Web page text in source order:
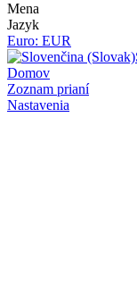
Mena
Jazyk
Euro: EUR
Domov
Zoznam prianí
Nastavenia